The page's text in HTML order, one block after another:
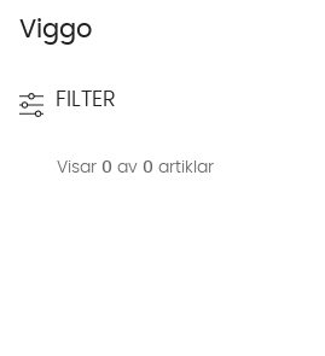
Viggo
FILTER
Visar 0 av 0 artiklar